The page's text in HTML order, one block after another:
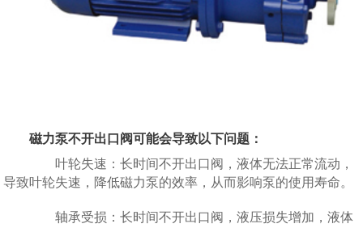
磁力泵不开出口阀可能会导致以下问题：
叶轮失速：长时间不开出口阀，液体无法正常流动，
导致叶轮失速，降低磁力泵的效率，从而影响泵的使用寿命。
轴承受损：长时间不开出口阀，液压损失增加，液体